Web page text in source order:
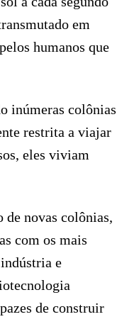
em
humanos que
inúmeras colônias
restrita a viajar
eles viviam
novas colônias,
com os mais
e
de construir